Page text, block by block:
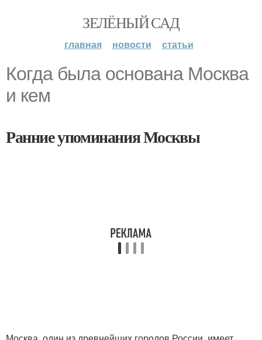
ЗЕЛЁНЫЙ САД
главная новости статьи
Когда была основана Москва
и кем
Ранние упоминания Москвы